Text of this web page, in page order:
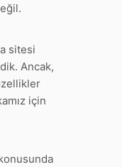
sitesi
Ancak,
için